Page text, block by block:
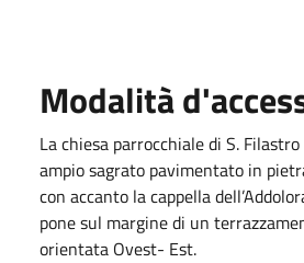
Modalità
La chiesa parrocchiale di S.
ampio sagrato pavimentato in
con accanto la cappella
pone sul margine di un
orientata Ovest- Est.